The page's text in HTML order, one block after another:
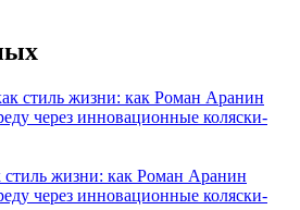
жизни: как Роман Аранин
через инновационные коляски-